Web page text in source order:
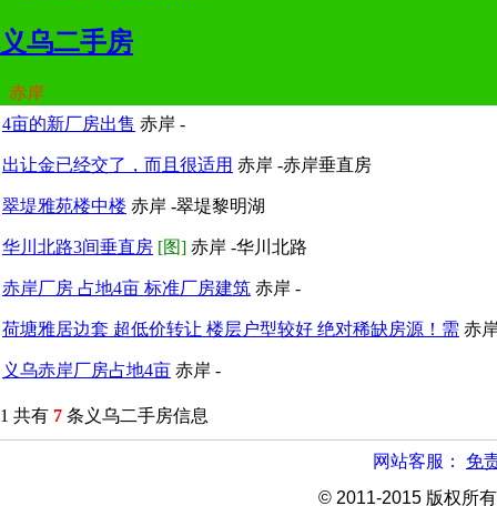
义乌二手房
赤岸
4亩的新厂房出售 赤岸 -
出让金已经交了，而且很适用 赤岸 -赤岸垂直房
翠堤雅苑楼中楼 赤岸 -翠堤黎明湖
华川北路3间垂直房 [图] 赤岸 -华川北路
赤岸厂房 占地4亩 标准厂房建筑 赤岸 -
荷塘雅居边套 超低价转让 楼层户型较好 绝对稀缺房源！需 赤
义乌赤岸厂房占地4亩 赤岸 -
1 共有 7 条义乌二手房信息
网站客服：
免
© 2011-2015 版权所